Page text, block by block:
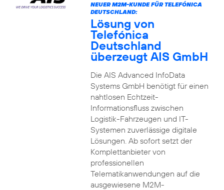
NEUER M2M-KUNDE FÜR TELEFÓNICA
DEUTSCHLAND:
Lösung von
Telefónica
Deutschland
überzeugt AIS GmbH
Die AIS Advanced InfoData
Systems GmbH benötigt für einen
nahtlosen Echtzeit-
Informationsfluss zwischen
Logistik-Fahrzeugen und IT-
Systemen zuverlässige digitale
Lösungen. Ab sofort setzt der
Komplettanbieter von
professionellen
Telematikanwendungen auf die
ausgewiesene M2M-